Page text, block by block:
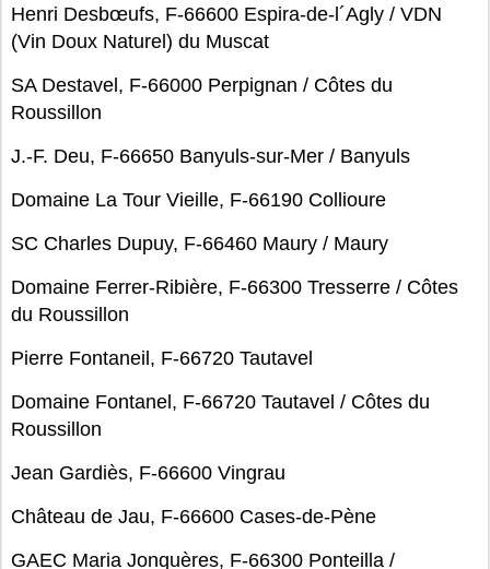
Henri Desbœufs, F-66600 Espira-de-l´Agly / VDN
(Vin Doux Naturel) du Muscat
SA Destavel, F-66000 Perpignan / Côtes du
Roussillon
J.-F. Deu, F-66650 Banyuls-sur-Mer / Banyuls
Domaine La Tour Vieille, F-66190 Collioure
SC Charles Dupuy, F-66460 Maury / Maury
Domaine Ferrer-Ribière, F-66300 Tresserre / Côtes
du Roussillon
Pierre Fontaneil, F-66720 Tautavel
Domaine Fontanel, F-66720 Tautavel / Côtes du
Roussillon
Jean Gardiès, F-66600 Vingrau
Château de Jau, F-66600 Cases-de-Pène
GAEC Maria Jonquères, F-66300 Ponteilla /